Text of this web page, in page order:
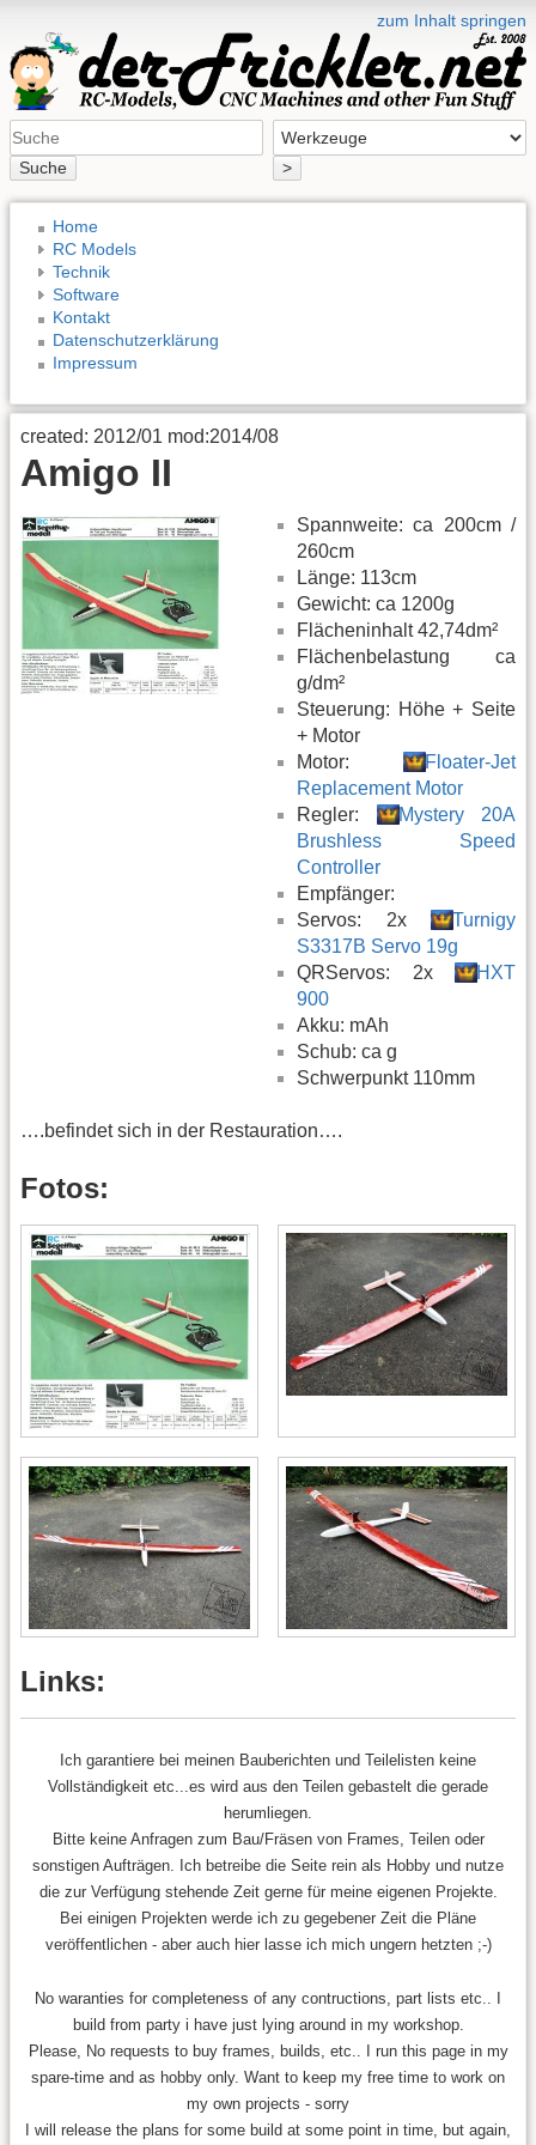
zum Inhalt springen
Suche >
Home
RC Models
Technik
Software
Kontakt
Datenschutzerklärung
Impressum
created: 2012/01 mod:2014/08
Amigo II
Spannweite: ca 200cm /
260cm
Länge: 113cm
Gewicht: ca 1200g
Flächeninhalt 42,74dm²
Flächenbelastung ca
g/dm²
Steuerung: Höhe + Seite
+ Motor
Motor:
Floater-Jet
Replacement Motor
Regler:
Mystery 20A
Brushless Speed
Controller
Empfänger:
Servos: 2x
Turnigy
S3317B Servo 19g
QRServos: 2x
HXT
900
Akku: mAh
Schub: ca g
Schwerpunkt 110mm
….befindet sich in der Restauration….
Fotos:
Links:
Ich garantiere bei meinen Bauberichten und Teilelisten keine
Vollständigkeit etc...es wird aus den Teilen gebastelt die gerade
herumliegen.
Bitte keine Anfragen zum Bau/Fräsen von Frames, Teilen oder
sonstigen Aufträgen. Ich betreibe die Seite rein als Hobby und nutze
die zur Verfügung stehende Zeit gerne für meine eigenen Projekte.
Bei einigen Projekten werde ich zu gegebener Zeit die Pläne
veröffentlichen - aber auch hier lasse ich mich ungern hetzten ;-)
No waranties for completeness of any contructions, part lists etc.. I
build from party i have just lying around in my workshop.
Please, No requests to buy frames, builds, etc.. I run this page in my
spare-time and as hobby only. Want to keep my free time to work on
my own projects - sorry
I will release the plans for some build at some point in time, but again,